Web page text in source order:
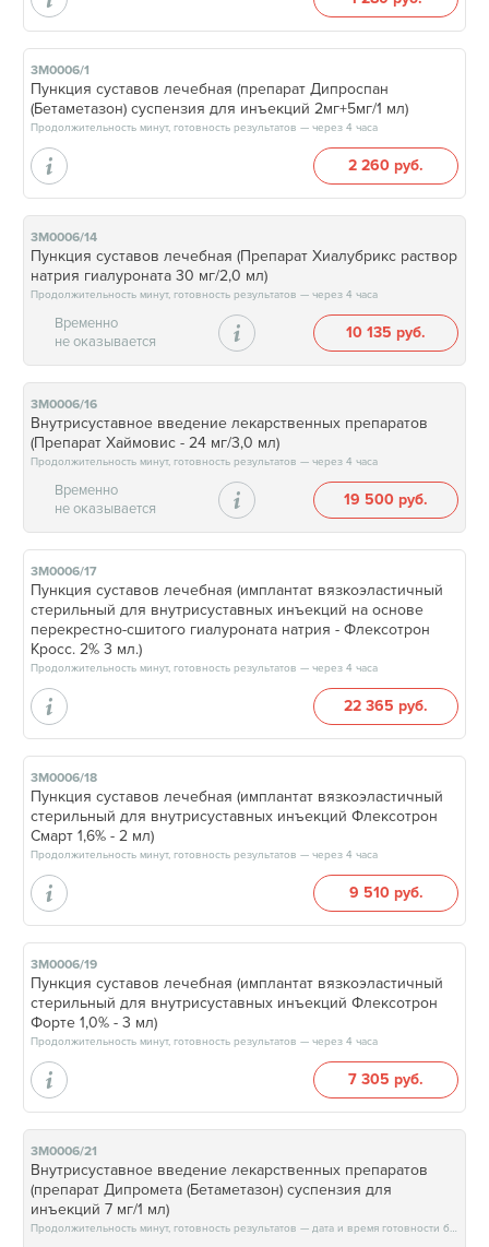
3М0006/1
Пункция суставов лечебная (препарат Дипроспан
(Бетаметазон) суспензия для инъекций 2мг+5мг/1 мл)
Продолжительность минут, готовность результатов — через 4 часа
2 260 руб.
3М0006/14
Пункция суставов лечебная (Препарат Хиалубрикс раствор
натрия гиалуроната 30 мг/2,0 мл)
Продолжительность минут, готовность результатов — через 4 часа
Временно
не оказывается
10 135 руб.
3М0006/16
Внутрисуставное введение лекарственных препаратов
(Препарат Хаймовис - 24 мг/3,0 мл)
Продолжительность минут, готовность результатов — через 4 часа
Временно
не оказывается
19 500 руб.
3М0006/17
Пункция суставов лечебная (имплантат вязкоэластичный
стерильный для внутрисуставных инъекций на основе
перекрестно-сшитого гиалуроната натрия - Флексотрон
Кросс. 2% 3 мл.)
Продолжительность минут, готовность результатов — через 4 часа
22 365 руб.
3М0006/18
Пункция суставов лечебная (имплантат вязкоэластичный
стерильный для внутрисуставных инъекций Флексотрон
Смарт 1,6% - 2 мл)
Продолжительность минут, готовность результатов — через 4 часа
9 510 руб.
3М0006/19
Пункция суставов лечебная (имплантат вязкоэластичный
стерильный для внутрисуставных инъекций Флексотрон
Форте 1,0% - 3 мл)
Продолжительность минут, готовность результатов — через 4 часа
7 305 руб.
3М0006/21
Внутрисуставное введение лекарственных препаратов
(препарат Дипромета (Бетаметазон) суспензия для
инъекций 7 мг/1 мл)
Продолжительность минут, готовность результатов — дата и время готовности будут сообщены врачом в день приёма